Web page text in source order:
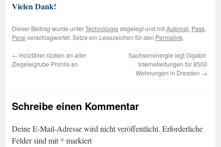
Vielen Dank!
Dieser Beitrag wurde unterTechnologie abgelegt und mitAutomat, Pass,
Persi verschlagwortet. Setze ein Lesezeichen für den Permalink.
← Holzfäller rücken an alter
Ziegeleigrube Prohlis an
Sachsenenergie legt Gigabit-
Internetleitungen für 8500
Wohnungen in Dresden →
Schreibe einen Kommentar
Deine E-Mail-Adresse wird nicht veröffentlicht. Erforderliche
Felder sind mit* markiert